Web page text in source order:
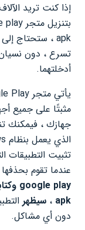
إذا كنت تريد
تسرع ، دون نسيان
أدخلتهما.
جهازك ، فيمكنك
تثبيت التطبيقات
عندما تقوم
google play
apk ، سيظهر
دون أي مشاكل.